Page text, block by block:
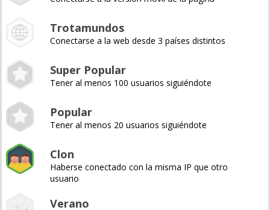
Trotamundos
Conectarse a la web desde 3 países distintos
Super Popular
Tener al menos 100 usuarios siguiéndote
Popular
Tener al menos 20 usuarios siguiéndote
Clon
Haberse conectado con la misma IP que otro
usuario
Verano